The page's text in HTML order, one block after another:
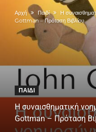
Αρχή Παιδί
Η
Gottman – Πρόταση Βιβλίου
ΠΑΙΔΊ
Η συναισθηματική
Gottman – Πρόταση